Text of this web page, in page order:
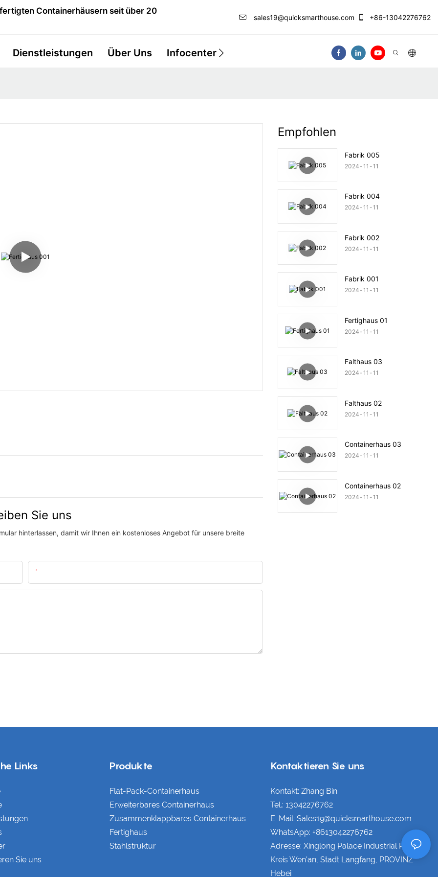
Containerhäusern seit über 20
sales19@quicksmarthouse.com +86-13042276762
Dienstleistungen Über Uns Infocenter Video
Sie uns
hinterlassen, damit wir Ihnen ein kostenloses Angebot für unsere breite
Empfohlen
Fabrik 005
2024 11 11
Fabrik 004
2024 11 11
Fabrik 002
2024 11 11
Fabrik 001
2024 11 11
Fertighaus 01
2024 11 11
Falthaus 03
2024 11 11
Falthaus 02
2024 11 11
Containerhaus 03
2024 11 11
Containerhaus 02
2024 11 11
Links
Sie uns
Produkte
Flat-Pack-Containerhaus
Erweiterbares Containerhaus
Zusammenklappbares Containerhaus
Fertighaus
Stahlstruktur
Kontaktieren Sie uns
Kontakt: Zhang Bin
Tel.: 13042276762
E-Mail: Sales19@quicksmarthouse.com
WhatsApp: +8613042276762
Adresse: Xinglong Palace Industrial Park,
Kreis Wen'an, Stadt Langfang, PROVINZ
Hebei